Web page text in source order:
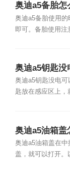
奥迪a5备胎怎
奥迪a5备胎使用
即可。备胎使用注
奥迪a5钥匙没
奥迪a5钥匙没电可
匙放在感应区上，
奥迪a5油箱盖
奥迪a5油箱盖在
盖，就可以打开。